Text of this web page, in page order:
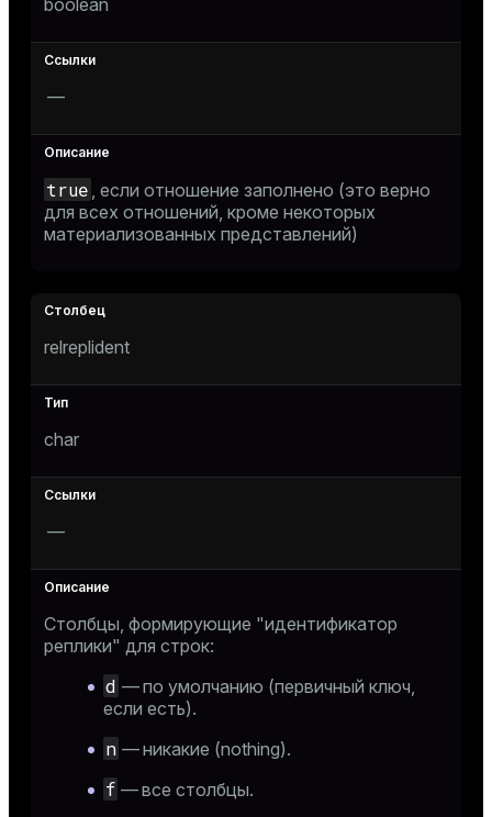
boolean
—
true , если отношение заполнено (это верно
для всех отношений, кроме некоторых
материализованных представлений)
relreplident
char
—
Столбцы, формирующие "идентификатор
реплики" для строк:
d — по умолчанию (первичный ключ,
если есть).
n — никакие (nothing).
f — все столбцы.